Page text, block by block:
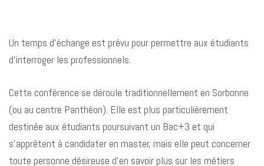
Un temps d’échange est prévu pour permettre aux étudiants
d’interroger les professionnels.
Cette conférence se déroule traditionnellement en Sorbonne
(ou au centre Panthéon). Elle est plus particulièrement
destinée aux étudiants poursuivant un Bac+3 et qui
s’apprêtent à candidater en master, mais elle peut concerner
toute personne désireuse d’en savoir plus sur les métiers